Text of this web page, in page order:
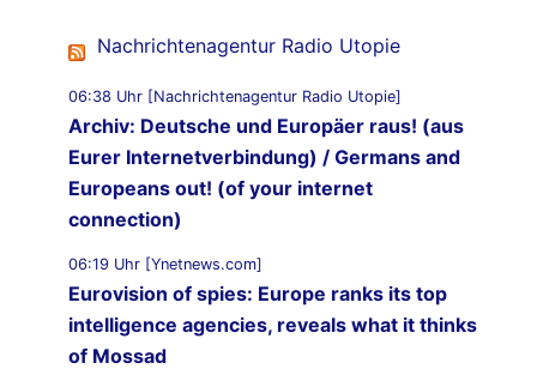
Nachrichtenagentur Radio Utopie
06:38 Uhr [Nachrichtenagentur Radio Utopie]
Archiv: Deutsche und Europäer raus! (aus
Eurer Internetverbindung) / Germans and
Europeans out! (of your internet
connection)
06:19 Uhr [Ynetnews.com]
Eurovision of spies: Europe ranks its top
intelligence agencies, reveals what it thinks
of Mossad